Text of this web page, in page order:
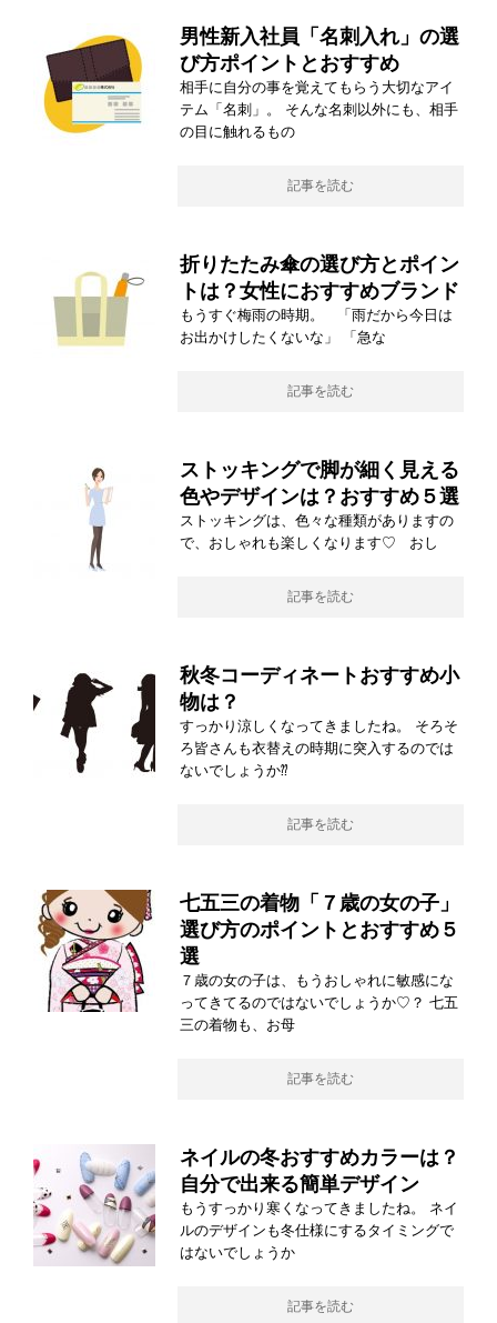
男性新入社員「名刺入れ」の選
び方ポイントとおすすめ
相手に自分の事を覚えてもらう大切なアイ
テム「名刺」。 そんな名刺以外にも、相手
の目に触れるもの
記事を読む
折りたたみ傘の選び方とポイン
トは？女性におすすめブランド
もうすぐ梅雨の時期。 「雨だから今日は
お出かけしたくないな」 「急な
記事を読む
ストッキングで脚が細く見える
色やデザインは？おすすめ５選
ストッキングは、色々な種類がありますの
で、おしゃれも楽しくなります♡ おし
記事を読む
秋冬コーディネートおすすめ小
物は？
すっかり涼しくなってきましたね。 そろそ
ろ皆さんも衣替えの時期に突入するのでは
ないでしょうか⁇
記事を読む
七五三の着物「７歳の女の子」
選び方のポイントとおすすめ５
選
７歳の女の子は、もうおしゃれに敏感にな
ってきてるのではないでしょうか♡？ 七五
三の着物も、お母
記事を読む
ネイルの冬おすすめカラーは？
自分で出来る簡単デザイン
もうすっかり寒くなってきましたね。 ネイ
ルのデザインも冬仕様にするタイミングで
はないでしょうか
記事を読む